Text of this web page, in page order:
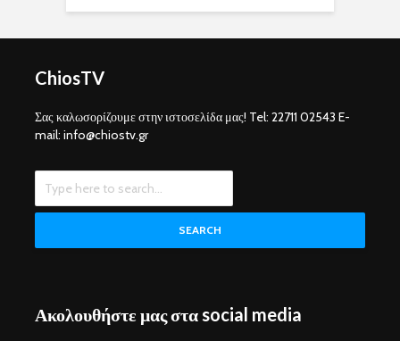
ChiosTV
Σας καλωσορίζουμε στην ιστοσελίδα μας! Tel: 22711 02543 E-
mail: info@chiostv.gr
SEARCH
Ακολουθήστε μας στα social media